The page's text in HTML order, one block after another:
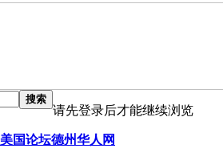
搜索
请先登录后才能继续浏览
美国论坛德州华人网